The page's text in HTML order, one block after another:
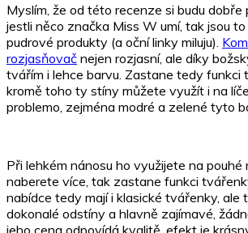
Myslím, že od této recenze si budu dobře
jestli něco značka Miss W umí, tak jsou
pudrové produkty (a oční linky miluju).
rozjasňovač nejen rozjasní, ale díky
tvářím i lehce barvu. Zastane tedy funkci
kromě toho ty stíny můžete využít i na
problemo, zejména modré a zelené tyto
Při lehkém nánosu ho využijete na pouhé
naberete více, tak zastane funkci
nabídce tedy mají i klasické tvářenky, ale
dokonalé odstíny a hlavně zajímavé,
jeho cena odpovídá kvalitě, efekt je